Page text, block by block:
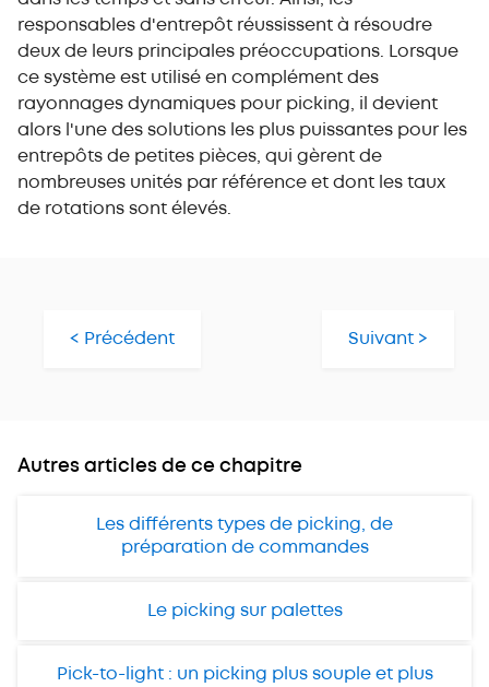
responsables d'entrepôt réussissent à résoudre
deux de leurs principales préoccupations. Lorsque
ce système est utilisé en complément des
rayonnages dynamiques pour picking, il devient
alors l'une des solutions les plus puissantes pour les
entrepôts de petites pièces, qui gèrent de
nombreuses unités par référence et dont les taux
de rotations sont élevés.
< Précédent Suivant >
Autres articles de ce chapitre
Les différents types de picking, de
préparation de commandes
Le picking sur palettes
Pick-to-light : un picking plus souple et plus